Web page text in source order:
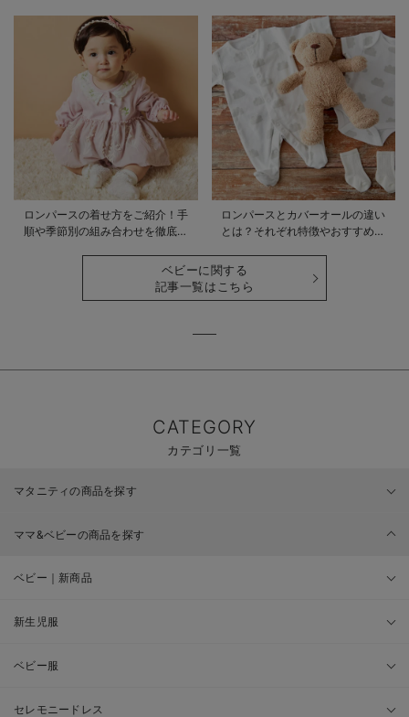
ロンパースの着せ方をご紹介！手
順や季節別の組み合わせを徹底解
ロンパースとカバーオールの違い
とは？それぞれ特徴やおすすめ商
ベビーに関する
記事一覧はこちら
CATEGORY
カテゴリ一覧
マタニティの商品を探す
ママ&ベビーの商品を探す
ベビー｜新商品
新生児服
ベビー服
セレモニードレス